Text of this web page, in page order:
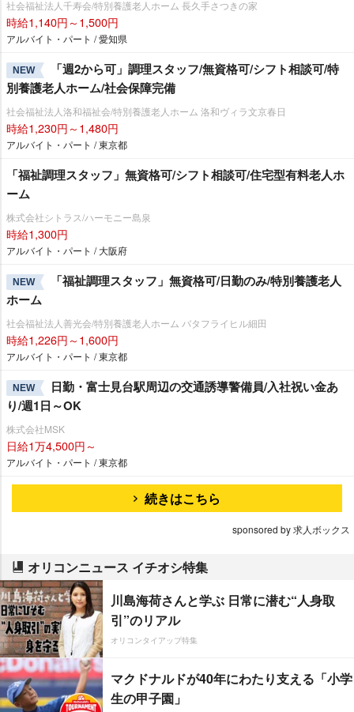
社会福祉法人千寿会/特別養護老人ホーム 長久手さつきの家
時給1,140円～1,500円
アルバイト・パート / 愛知県
NEW
「週2から可」調理スタッフ/無資格可/シフト相談可/特
別養護老人ホーム/社会保障完備
社会福祉法人洛和福祉会/特別養護老人ホーム 洛和ヴィラ文京春日
時給1,230円～1,480円
アルバイト・パート / 東京都
「福祉調理スタッフ」無資格可/シフト相談可/住宅型有料老人ホ
ーム
株式会社シトラス/ハーモニー島泉
時給1,300円
アルバイト・パート / 大阪府
NEW
「福祉調理スタッフ」無資格可/日勤のみ/特別養護老人
ホーム
社会福祉法人善光会/特別養護老人ホーム バタフライヒル細田
時給1,226円～1,600円
アルバイト・パート / 東京都
NEW
日勤・富士見台駅周辺の交通誘導警備員/入社祝い金あ
り/週1日～OK
株式会社MSK
日給1万4,500円～
アルバイト・パート / 東京都
続きはこちら
sponsored by 求人ボックス
オリコンニュース イチオシ特集
川島海荷さんと学ぶ 日常に潜む“人身取
引”のリアル
オリコンタイアップ特集
マクドナルドが40年にわたり支える「小学
生の甲子園」